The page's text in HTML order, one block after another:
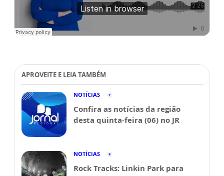
APROVEITE E LEIA TAMBÉM
NOTÍCIAS
Confira as notícias da região
desta quinta-feira (06) no JR
NOTÍCIAS
Rock Tracks: Linkin Park para